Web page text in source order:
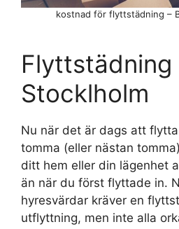
Flyttstädning
Stocklholm
Nu när det är dags att
tomma (eller nästan
ditt hem eller din lägenhet
än när du först flyttade in.
hyresvärdar kräver en
utflyttning, men inte alla
kostnad för flyttstädning –